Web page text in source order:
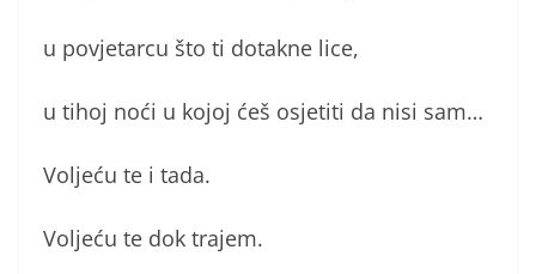
u povjetarcu što ti dotakne lice,
u tihoj noći u kojoj ćeš osjetiti da nisi sam…
Voljeću te i tada.
Voljeću te dok trajem.